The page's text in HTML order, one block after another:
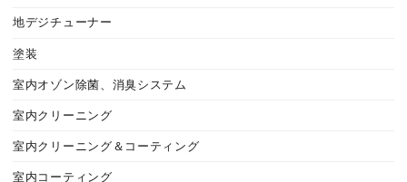
地デジチューナー
塗装
室内オゾン除菌、消臭システム
室内クリーニング
室内クリーニング＆コーティング
室内コーティング